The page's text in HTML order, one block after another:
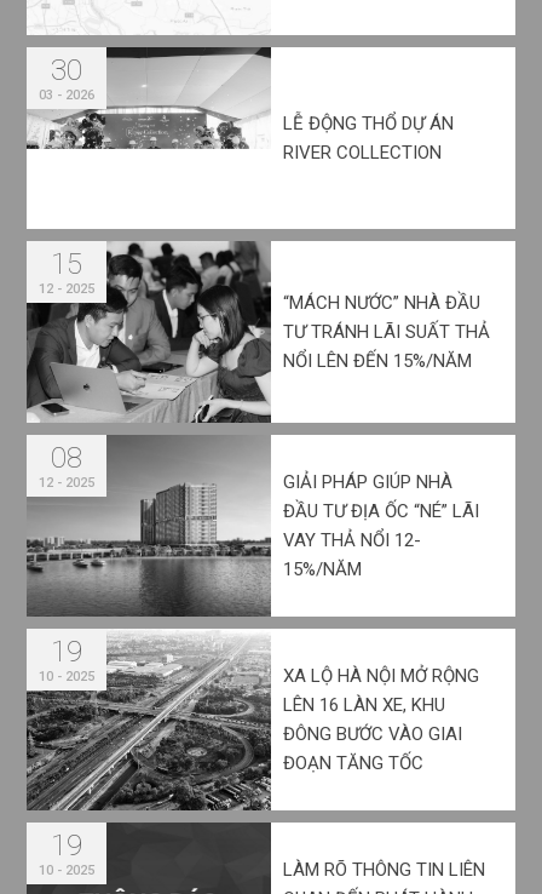
30
03 - 2026
LỄ ĐỘNG THỔ DỰ ÁN
RIVER COLLECTION
15
12 - 2025
“MÁCH NƯỚC” NHÀ ĐẦU
TƯ TRÁNH LÃI SUẤT THẢ
NỔI LÊN ĐẾN 15%/NĂM
08
12 - 2025
GIẢI PHÁP GIÚP NHÀ
ĐẦU TƯ ĐỊA ỐC “NÉ” LÃI
VAY THẢ NỔI 12-
15%/NĂM
19
10 - 2025
XA LỘ HÀ NỘI MỞ RỘNG
LÊN 16 LÀN XE, KHU
ĐÔNG BƯỚC VÀO GIAI
ĐOẠN TĂNG TỐC
19
10 - 2025
LÀM RÕ THÔNG TIN LIÊN